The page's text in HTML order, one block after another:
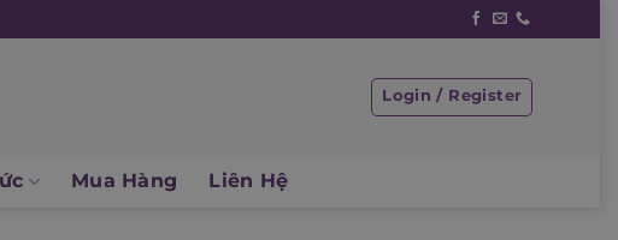
Login / Register
Mua Hàng Liên Hệ